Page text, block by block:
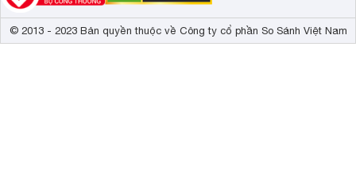
© 2013 - 2023 Bản quyền thuộc về Công ty cổ phần So Sánh Việt Nam